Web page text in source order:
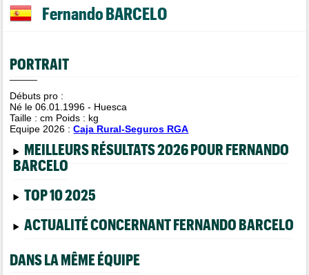
Fernando BARCELO
PORTRAIT
Débuts pro :
Né le 06.01.1996 - Huesca
Taille :cm Poids : kg
Equipe 2026 :Caja Rural-Seguros RGA
MEILLEURS RÉSULTATS 2026 POUR FERNANDO
BARCELO
TOP 10 2025
ACTUALITÉ CONCERNANT FERNANDO BARCELO
DANS LA MÊME ÉQUIPE